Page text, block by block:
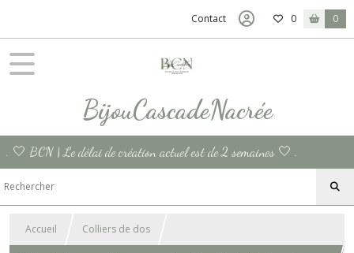
Contact 0 0
BijouCascadeNacrée
. 🤍 BCN | Le délai de création actuel est de 2 semaines 🤍 .
Accueil Colliers de dos